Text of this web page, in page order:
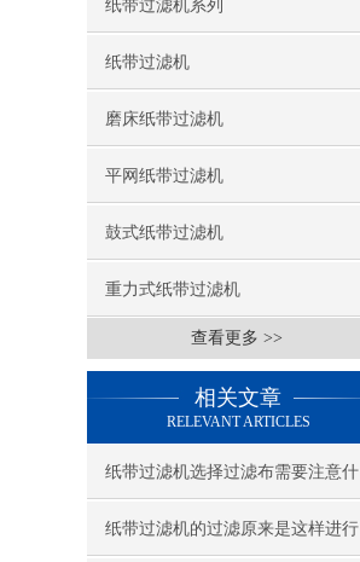
纸带过滤机系列
纸带过滤机
磨床纸带过滤机
平网纸带过滤机
鼓式纸带过滤机
重力式纸带过滤机
查看更多 >>
相关文章
RELEVANT ARTICLES
纸带过滤机选择过滤布需要注意什
么？
纸带过滤机的过滤原来是这样进行